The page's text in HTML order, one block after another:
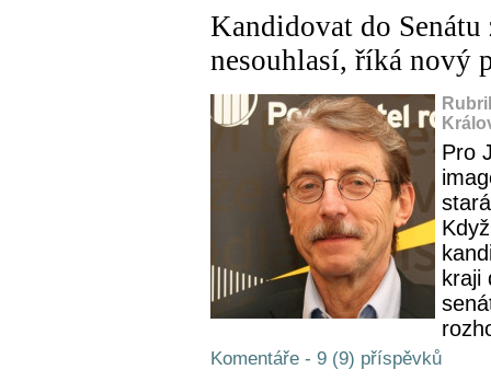
Kandidovat do
nesouhlasí, říká nový
Pro
kraji
Komentáře - 9 (9) příspěvků